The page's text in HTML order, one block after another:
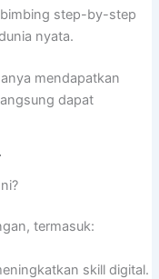
step-by-step
nyata.
mendapatkan
dapat
termasuk:
skill digital.